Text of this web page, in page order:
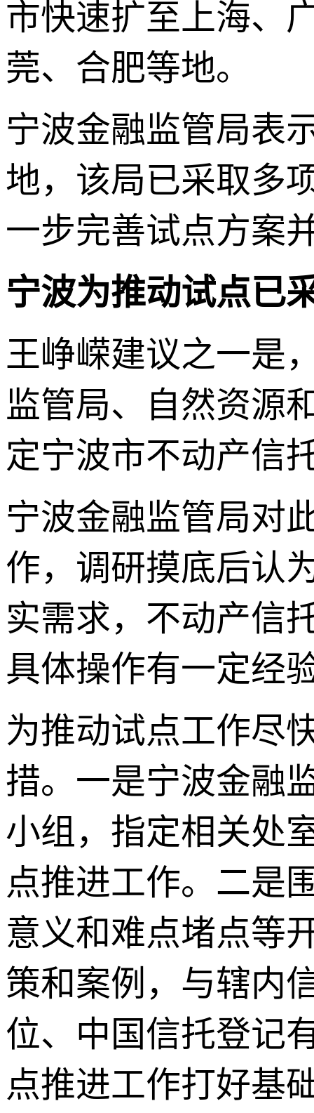
市快速扩至上海、
莞、合肥等地。
宁波金融监管局表
地，该局已采取多
一步完善试点方案
宁波为推动试点已
王峥嵘建议之一是
监管局、自然资源
定宁波市不动产信
宁波金融监管局对
作，调研摸底后认
实需求，不动产信
具体操作有一定经
为推动试点工作尽
措。一是宁波金融
小组，指定相关处
点推进工作。二是
意义和难点堵点等
策和案例，与辖内
位、中国信托登记
点推进工作打好基